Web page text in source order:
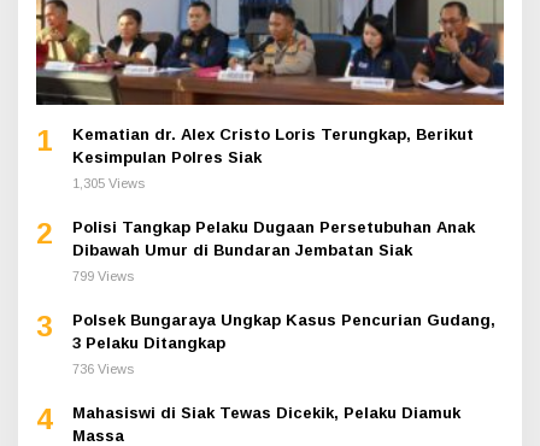
1
Kematian dr. Alex Cristo Loris Terungkap, Berikut
Kesimpulan Polres Siak
1,305 Views
2
Polisi Tangkap Pelaku Dugaan Persetubuhan Anak
Dibawah Umur di Bundaran Jembatan Siak
799 Views
3
Polsek Bungaraya Ungkap Kasus Pencurian Gudang,
3 Pelaku Ditangkap
736 Views
4
Mahasiswi di Siak Tewas Dicekik, Pelaku Diamuk
Massa